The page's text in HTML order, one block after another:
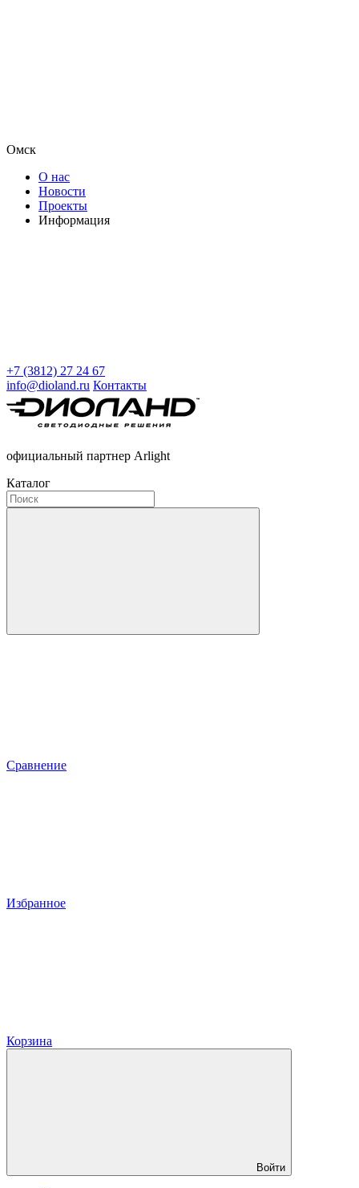
Омск
О нас
Новости
Проекты
Информация
+7 (3812) 27 24 67
info@dioland.ru Контакты
официальный партнер Arlight
Каталог
Сравнение
Избранное
Корзина
Войти